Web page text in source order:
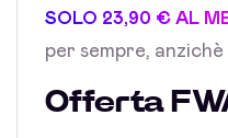
SOLO 23,90 € AL
per sempre,
Offerta